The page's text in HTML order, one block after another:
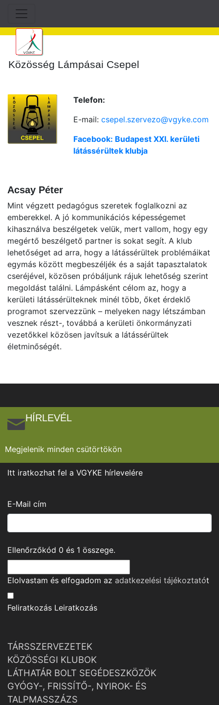
Közösség Lámpásai Csepel
Telefon:
E-mail: csepel.szervezo@vgyke.com
Facebook: Budapest XXI. kerületi
látássérültek klubja
Acsay Péter
Mint végzett pedagógus szeretek foglalkozni az
emberekkel. A jó kommunikációs képességemet
kihasználva beszélgetek velük, mert vallom, hogy egy
megértő beszélgető partner is sokat segít. A klub
lehetőséget ad arra, hogy a látássérültek problémáikat
egymás között megbeszéljék és a saját tapasztalatok
cseréjével, közösen próbáljunk rájuk lehetőség szerint
megoldást találni. Lámpásként célom az, hogy a
kerületi látássérülteknek minél több, őket érdeklő
programot szervezzünk – melyeken nagy létszámban
vesznek részt-, továbbá a kerületi önkormányzati
vezetőkkel közösen javítsuk a látássérültek
életminőségét.
HÍRLEVÉL
Megjelenik minden csütörtökön
Itt iratkozhat fel a VGYKE hírlevelére
E-Mail cím
Ellenőrzőkód 0 és 1 összege.
Elolvastam és elfogadom az adatkezelési tájékoztatót
Feliratkozás Leiratkozás
TÁRSSZERVEZETEK
KÖZÖSSÉGI KLUBOK
LÁTHATÁR BOLT SEGÉDESZKÖZÖK
GYÓGY-, FRISSÍTŐ-, NYIROK- ÉS
TALPMASSZÁZS